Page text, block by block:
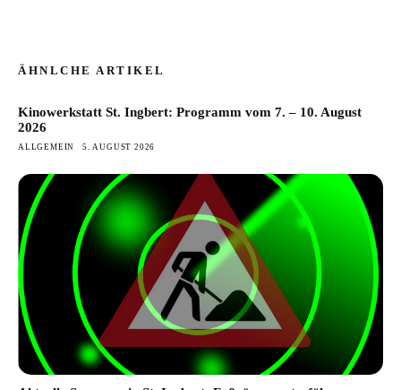
ÄHNLCHE ARTIKEL
Kinowerkstatt St. Ingbert: Programm vom 7. – 10. August
2026
ALLGEMEIN 5. AUGUST 2026